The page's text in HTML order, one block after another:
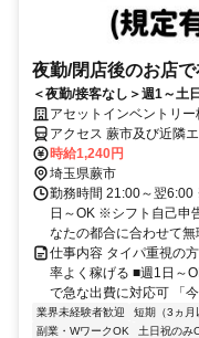
夜勤/閉店後のお店
＜夜勤/接客なし＞週1～土
アセットインベントリ
リア管轄
アクセス 蕨市及び近隣
時給1,240円
埼玉県蕨市
勤務時間 21:00～翌
日～OK ※シフト自己申
なたの都合に合わせて無
仕事内容 タイパ重視の
率よく稼げる ■週1日～
で急な出費に対応可 「
業界未経験者歓迎 短期（3ヵ月
副業・WワークOK
土日祝のみ